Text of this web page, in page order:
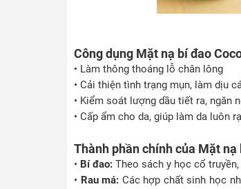
Công dụng Mặt nạ bí đao
• Làm thông thoáng lỗ chân lông
• Cải thiện tình trạng mụn, làm dịu
• Kiểm soát lượng dầu tiết ra, ngăn
• Cấp ẩm cho da, giúp làm da luôn
Thành phần chính của Mặt nạ
• Bí đao: Theo sách y học cổ
• Rau má: Các hợp chất sinh học